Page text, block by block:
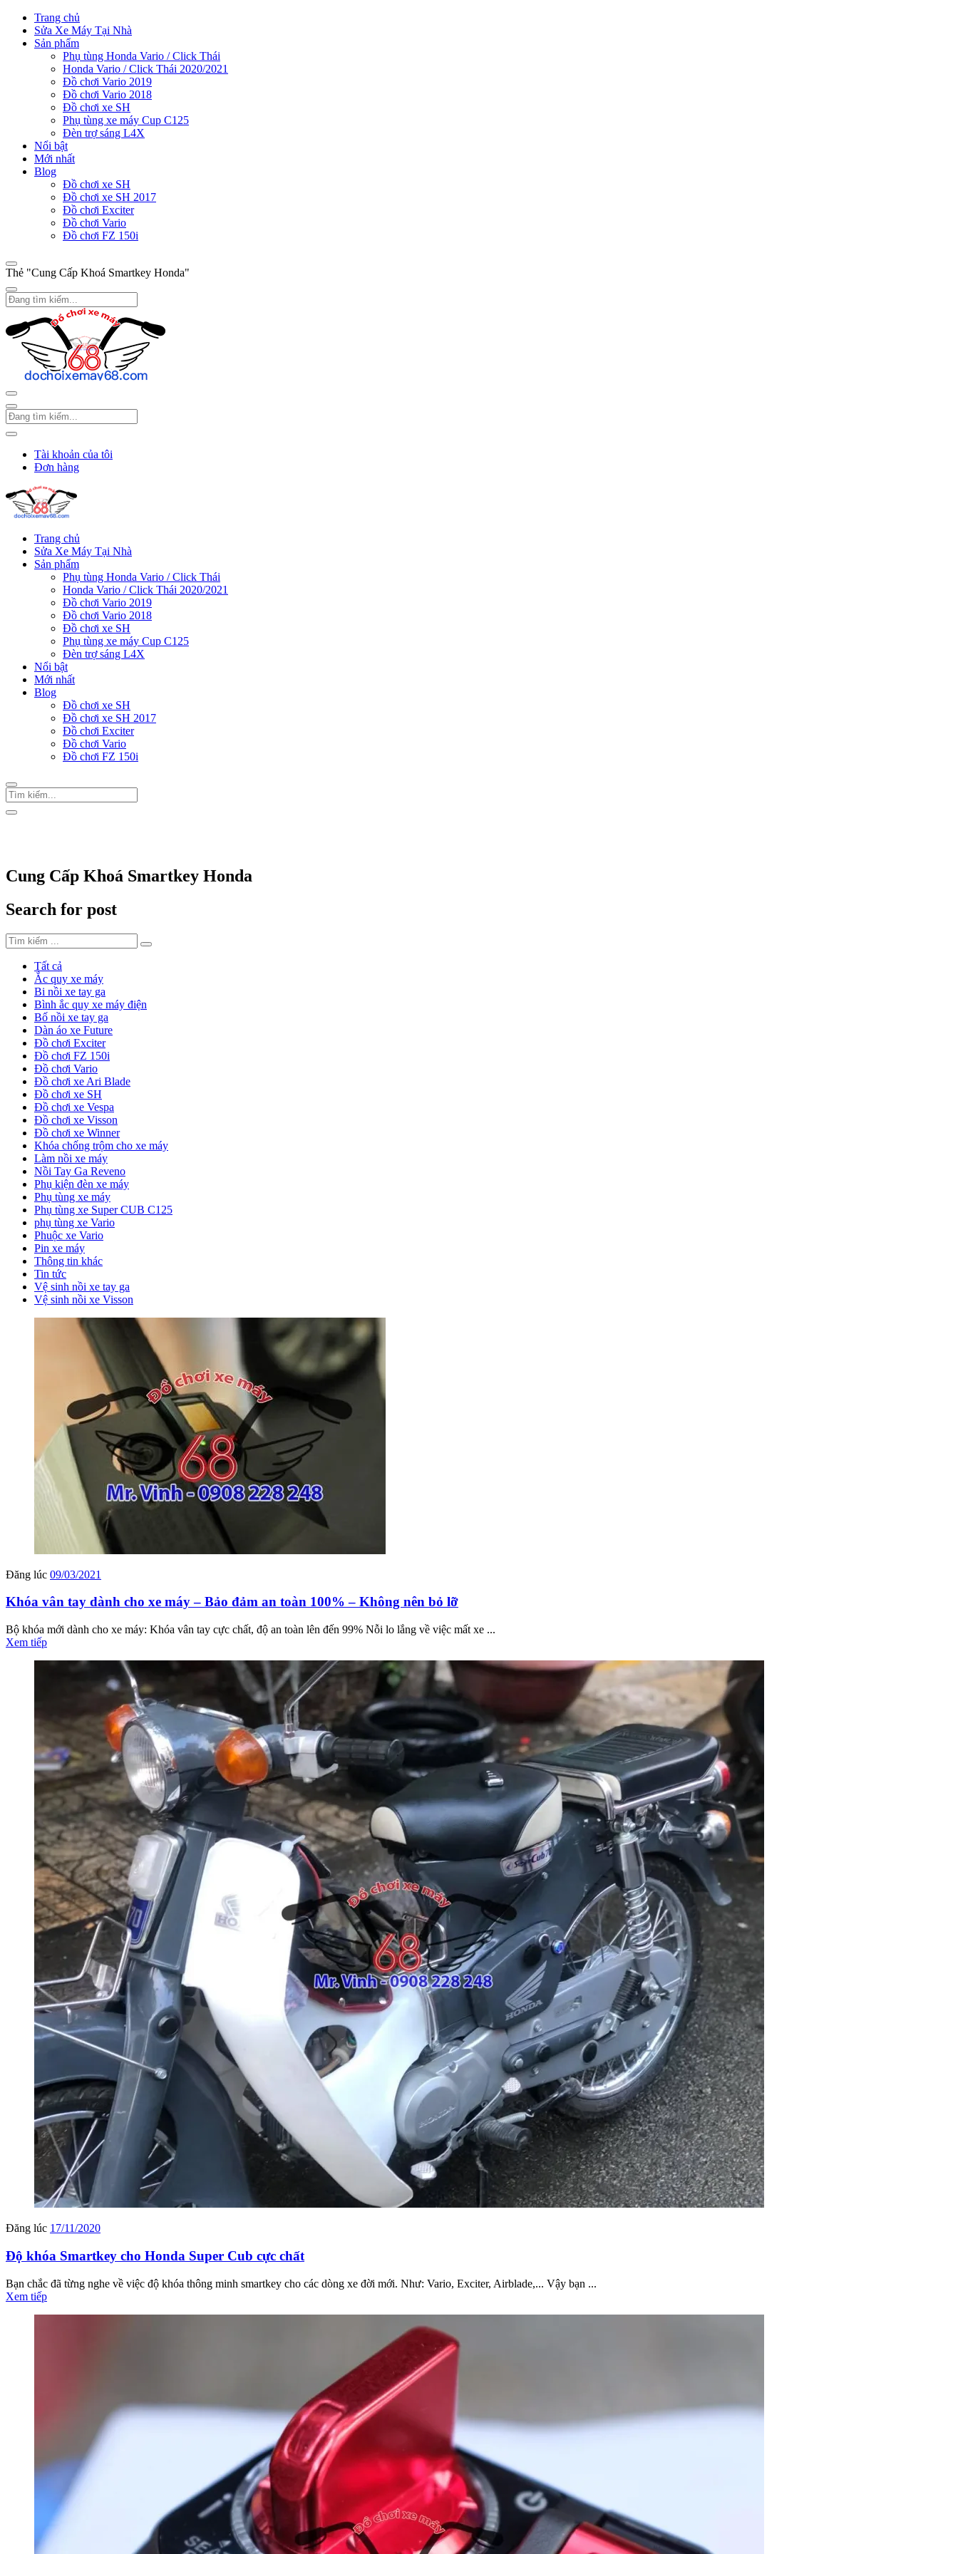
Trang chủ
Sửa Xe Máy Tại Nhà
Sản phẩm
Phụ tùng Honda Vario / Click Thái
Honda Vario / Click Thái 2020/2021
Đồ chơi Vario 2019
Đồ chơi Vario 2018
Đồ chơi xe SH
Phụ tùng xe máy Cup C125
Đèn trợ sáng L4X
Nổi bật
Mới nhất
Blog
Đồ chơi xe SH
Đồ chơi xe SH 2017
Đồ chơi Exciter
Đồ chơi Vario
Đồ chơi FZ 150i
Thẻ "Cung Cấp Khoá Smartkey Honda"
Tài khoản của tôi
Đơn hàng
Trang chủ
Sửa Xe Máy Tại Nhà
Sản phẩm
Phụ tùng Honda Vario / Click Thái
Honda Vario / Click Thái 2020/2021
Đồ chơi Vario 2019
Đồ chơi Vario 2018
Đồ chơi xe SH
Phụ tùng xe máy Cup C125
Đèn trợ sáng L4X
Nổi bật
Mới nhất
Blog
Đồ chơi xe SH
Đồ chơi xe SH 2017
Đồ chơi Exciter
Đồ chơi Vario
Đồ chơi FZ 150i
Cung Cấp Khoá Smartkey Honda
Search for post
Tất cả
Ắc quy xe máy
Bi nồi xe tay ga
Bình ắc quy xe máy điện
Bố nồi xe tay ga
Dàn áo xe Future
Đồ chơi Exciter
Đồ chơi FZ 150i
Đồ chơi Vario
Đồ chơi xe Ari Blade
Đồ chơi xe SH
Đồ chơi xe Vespa
Đồ chơi xe Visson
Đồ chơi xe Winner
Khóa chống trộm cho xe máy
Làm nồi xe máy
Nồi Tay Ga Reveno
Phụ kiện đèn xe máy
Phụ tùng xe máy
Phụ tùng xe Super CUB C125
phụ tùng xe Vario
Phuộc xe Vario
Pin xe máy
Thông tin khác
Tin tức
Vệ sinh nồi xe tay ga
Vệ sinh nồi xe Visson
Đăng lúc 09/03/2021
Khóa vân tay dành cho xe máy – Bảo đảm an toàn 100% – Không nên bỏ lỡ
Bộ khóa mới dành cho xe máy: Khóa vân tay cực chất, độ an toàn lên đến 99% Nỗi lo lắng về việc mất xe ...
Xem tiếp
Đăng lúc 17/11/2020
Độ khóa Smartkey cho Honda Super Cub cực chất
Bạn chắc đã từng nghe về việc độ khóa thông minh smartkey cho các dòng xe đời mới. Như: Vario, Exciter, Airblade,... Vậy bạn ...
Xem tiếp